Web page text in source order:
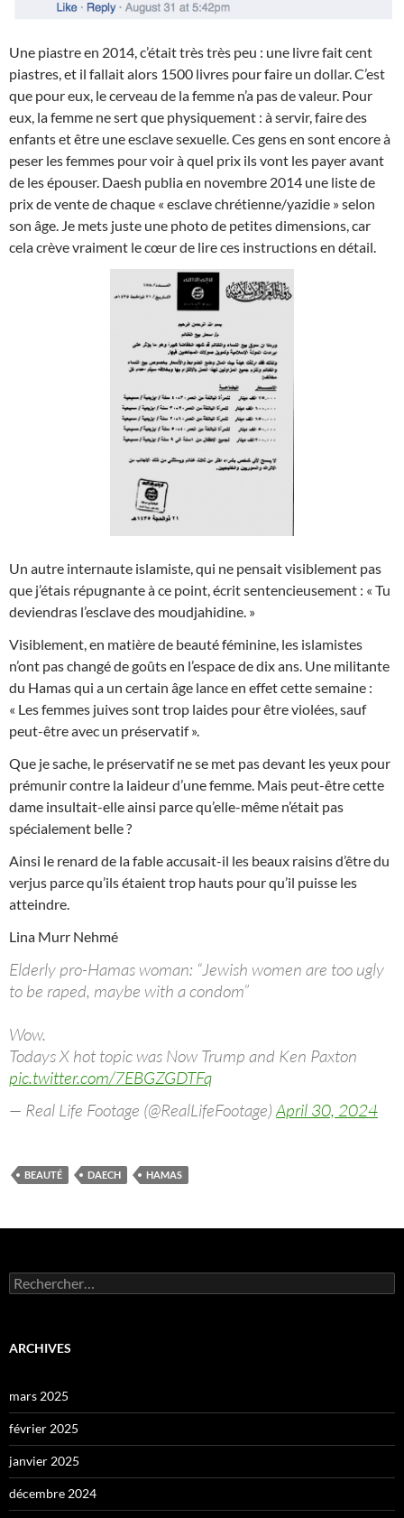
Une piastre en 2014, c’était très très peu : une livre fait cent
piastres, et il fallait alors 1500 livres pour faire un dollar. C’est
que pour eux, le cerveau de la femme n’a pas de valeur. Pour
eux, la femme ne sert que physiquement : à servir, faire des
enfants et être une esclave sexuelle. Ces gens en sont encore à
peser les femmes pour voir à quel prix ils vont les payer avant
de les épouser. Daesh publia en novembre 2014 une liste de
prix de vente de chaque « esclave chrétienne/yazidie » selon
son âge. Je mets juste une photo de petites dimensions, car
cela crève vraiment le cœur de lire ces instructions en détail.
Un autre internaute islamiste, qui ne pensait visiblement pas
que j’étais répugnante à ce point, écrit sentencieusement : « Tu
deviendras l’esclave des moudjahidine. »
Visiblement, en matière de beauté féminine, les islamistes
n’ont pas changé de goûts en l’espace de dix ans. Une militante
du Hamas qui a un certain âge lance en effet cette semaine :
« Les femmes juives sont trop laides pour être violées, sauf
peut-être avec un préservatif ».
Que je sache, le préservatif ne se met pas devant les yeux pour
prémunir contre la laideur d’une femme. Mais peut-être cette
dame insultait-elle ainsi parce qu’elle-même n’était pas
spécialement belle ?
Ainsi le renard de la fable accusait-il les beaux raisins d’être du
verjus parce qu’ils étaient trop hauts pour qu’il puisse les
atteindre.
Lina Murr Nehmé
Elderly pro-Hamas woman: “Jewish women are too ugly
to be raped, maybe with a condom”
Wow.
Todays X hot topic was Now Trump and Ken Paxton
pic.twitter.com/7EBGZGDTFq
— Real Life Footage (@RealLifeFootage)April 30, 2024
BEAUTÉ DAECH HAMAS
Rechercher :
ARCHIVES
mars 2025
février 2025
janvier 2025
décembre 2024